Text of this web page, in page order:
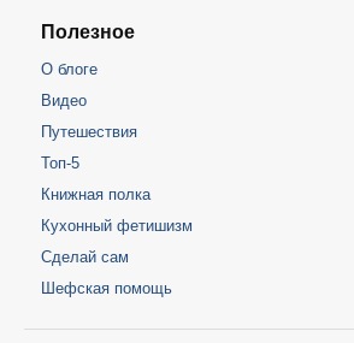
Полезное
О блоге
Видео
Путешествия
Топ-5
Книжная полка
Кухонный фетишизм
Сделай сам
Шефская помощь